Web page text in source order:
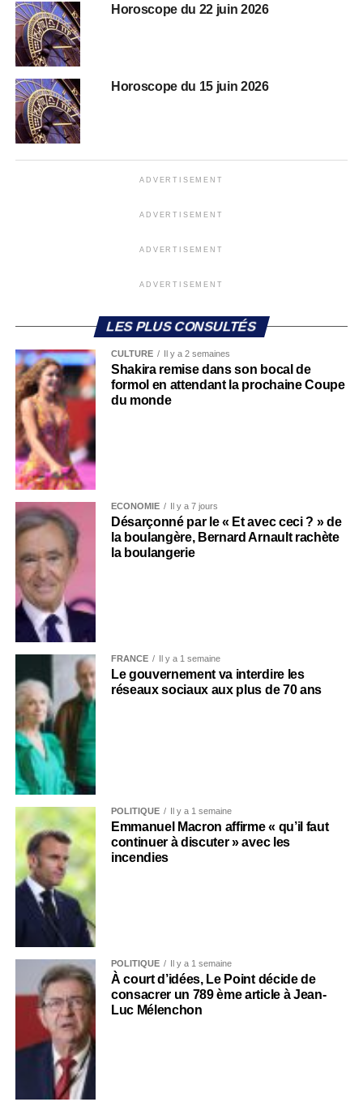
Horoscope du 22 juin 2026
Horoscope du 15 juin 2026
ADVERTISEMENT
ADVERTISEMENT
ADVERTISEMENT
ADVERTISEMENT
LES PLUS CONSULTÉS
CULTURE Il y a 2 semaines
Shakira remise dans son bocal de
formol en attendant la prochaine Coupe
du monde
ECONOMIE Il y a 7 jours
Désarçonné par le « Et avec ceci ? » de
la boulangère, Bernard Arnault rachète
la boulangerie
FRANCE Il y a 1 semaine
Le gouvernement va interdire les
réseaux sociaux aux plus de 70 ans
POLITIQUE Il y a 1 semaine
Emmanuel Macron affirme « qu’il faut
continuer à discuter » avec les
incendies
POLITIQUE Il y a 1 semaine
À court d’idées, Le Point décide de
consacrer un 789 ème article à Jean-
Luc Mélenchon